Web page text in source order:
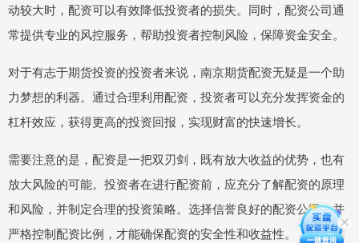
动较大时，配资可以有效降低投资者的损失。同时，配资公司通
常提供专业的风控服务，帮助投资者控制风险，保障资金安全。
对于有志于期货投资的投资者来说，南京期货配资无疑是一个助
力梦想的利器。通过合理利用配资，投资者可以充分发挥资金的
杠杆效应，获得更高的投资回报，实现财富的快速增长。
需要注意的是，配资是一把双刃剑，既有放大收益的优势，也有
放大风险的可能。投资者在进行配资前，应充分了解配资的原理
和风险，并制定合理的投资策略。选择信誉良好的配资公司，并
严格控制配资比例，才能确保配资的安全性和收益性。